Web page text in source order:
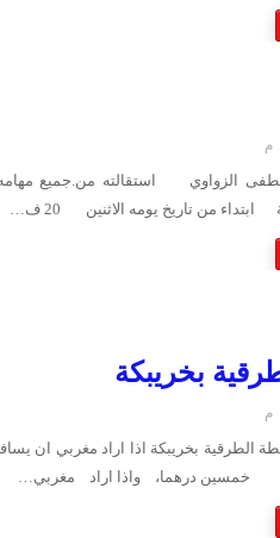
الزواوي استقالته من.جميع مهامه
ابتداء من تاريخ يومه الاثنين 20 ف…
بخريبكة
الطرقية بخريبكة اذا اراد مغربي ان
خمسين درهما، واذا اراد مغربي…